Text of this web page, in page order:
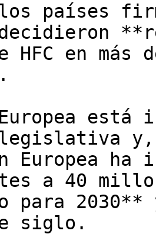
países
HFC en
está
y,
Europea
a 40
para
siglo.